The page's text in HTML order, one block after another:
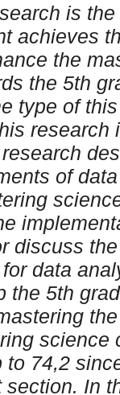
is
achieves
the
the 5th
type of
of
discuss
data
the 5th
science
to 74,2
In